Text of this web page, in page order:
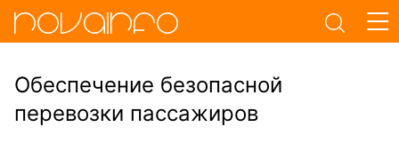
Обеспечение безопасной
перевозки пассажиров